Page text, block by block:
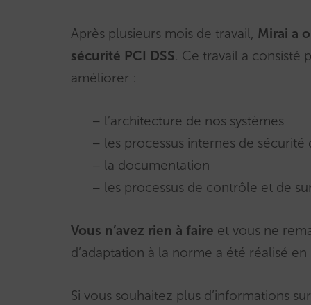
Après plusieurs mois de travail, Mirai a
sécurité PCI DSS. Ce travail a consisté
améliorer :
– l’architecture de nos systèmes
– les processus internes de sécurité
– la documentation
– les processus de contrôle et de
Vous n’avez rien à faire et vous ne
d’adaptation à la norme a été réalisé en
Si vous souhaitez plus d’informations